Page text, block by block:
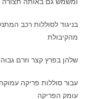
בניגוד לסוללות רכב
מהקיבולת
שלהן בפרץ קצר וזרם
עבור סוללות פריקה
עומק הפריקה